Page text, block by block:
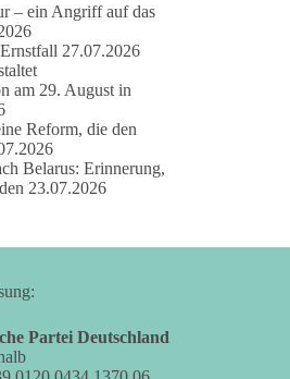
bekämpft,
entgegentritt
werden lässt.
Spielball
Auf Facebook ansehen
– ein Angriff auf das
27.07.2026
am 29. August in
Reform, die den
Belarus: Erinnerung,
23.07.2026
Partei Deutschland